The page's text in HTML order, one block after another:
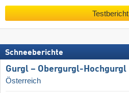
Testbericht
Schneeberichte
Gurgl – Obergurgl-Hochgurgl
Österreich